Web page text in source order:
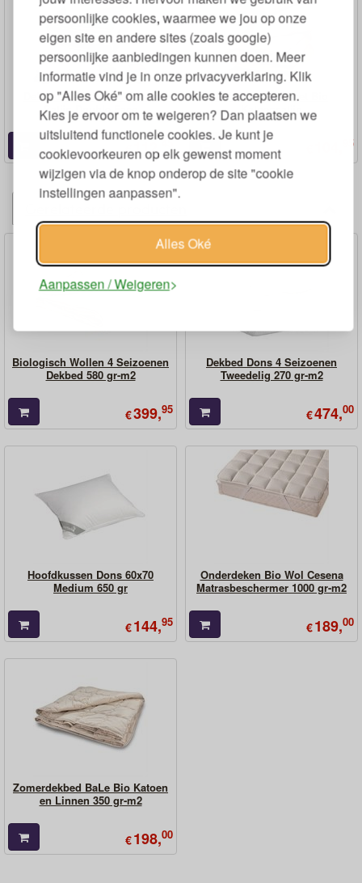
persoonlijke cookies, waarmee we jou op onze
eigen site en andere sites (zoals google)
persoonlijke aanbiedingen kunnen doen. Meer
informatie vind je in onze privacyverklaring. Klik
op "Alles Oké" om alle cookies te accepteren.
Kies je ervoor om te weigeren? Dan plaatsen we
uitsluitend functionele cookies. Je kunt je
cookievoorkeuren op elk gewenst moment
wijzigen via de knop onderop de site "cookie
instellingen aanpassen".
Alles Oké
Aanpassen / Weigeren
Dekbedovertrek Set Katoen
Satijn Double Face
€ 112,45
Dekbedovertrekset Bio
Katoensatijn
95
Biologisch Wollen 4 Seizoenen
Dekbed 580 gr-m2
€399,95
Dekbed Dons 4 Seizoenen
Tweedelig 270 gr-m2
€474,00
Hoofdkussen Dons 60x70
Medium 650 gr
€144,95
Onderdeken Bio Wol Cesena
Matrasbeschermer 1000 gr-m2
€189,00
Zomerdekbed BaLe Bio Katoen
en Linnen 350 gr-m2
€198,00